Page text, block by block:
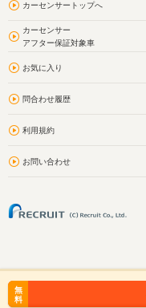
カーセンサートップへ
カーセンサー
アフター保証対象車
お気に入り
問合わせ履歴
利用規約
お問い合わせ
無
料